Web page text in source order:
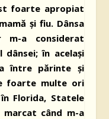
foarte apropiat
şi fiu. Dânsa
a considerat
în acelaşi
între părinte şi
foarte multe ori
Florida, Statele
când m-a